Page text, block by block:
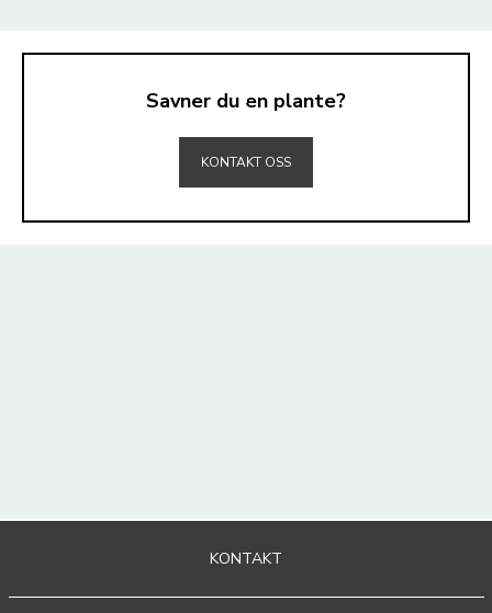
Savner du en plante?
KONTAKT OSS
KONTAKT